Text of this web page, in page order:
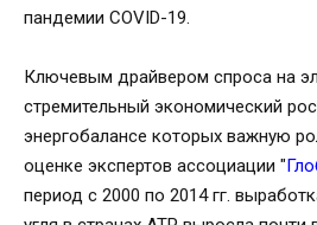
пандемии COVID-19.
Ключевым драйвером спроса на
стремительный экономический
энергобалансе которых важную
оценке экспертов ассоциации "
период с 2000 по 2014 гг.